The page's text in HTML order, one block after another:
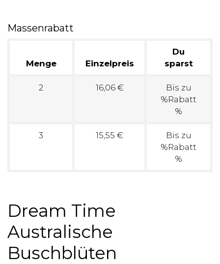
Massenrabatt
Menge Einzelpreis
Du
sparst
2 16,06 €
Bis zu
%Rabatt
%
3 15,55 €
Bis zu
%Rabatt
%
Dream Time
Australische
Buschblüten